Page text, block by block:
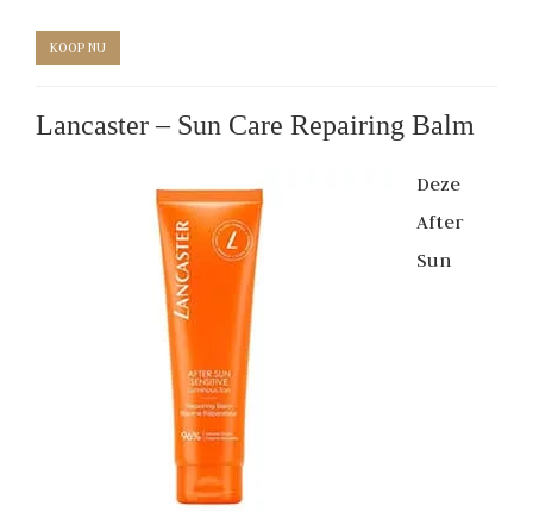
KOOP NU
Lancaster – Sun Care Repairing Balm
Deze
After
Sun